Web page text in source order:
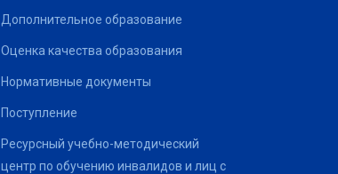
Дополнительное образование
Оценка качества образования
Нормативные документы
Поступление
Ресурсный учебно-методический
центр по обучению инвалидов и лиц с